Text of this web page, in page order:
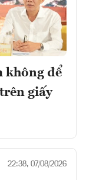
không để
giấy
22:38, 07/08/2026